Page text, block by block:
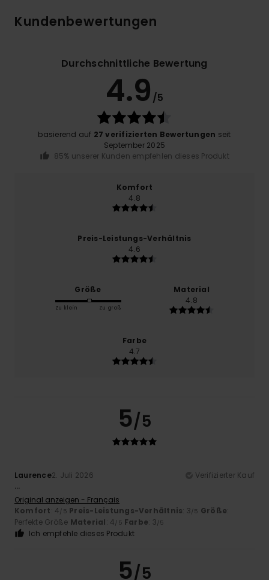
Kundenbewertungen
Durchschnittliche Bewertung
4.9 /5
basierend auf 27 verifizierten Bewertungen seit
September 2025
85% unserer Kunden empfehlen dieses Produkt
Komfort
4.8
Preis-Leistungs-Verhältnis
4.6
Größe
Zu klein Zu groß
Material
4.8
Farbe
4.7
5/5
Laurence2. Juli 2026
Verifizierter Kauf
...
Original anzeigen - Français
Komfort: 4/5 Preis-Leistungs-Verhältnis: 3/5 Größe:
Perfekte Größe Material: 4/5 Farbe: 3/5
Ich empfehle dieses Produkt
5/5